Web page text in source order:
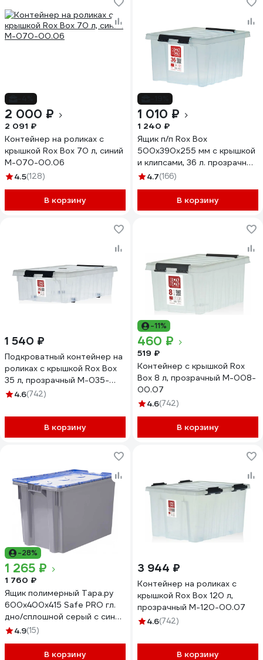
2 000 ₽
2 091 ₽
Контейнер на роликах с
крышкой Rox Box 70 л, синий
M-070-00.06
4.5(128)
В корзину
1 010 ₽
1 240 ₽
Ящик п/п Rox Box
500х390х255 мм с крышкой
и клипсами, 36 л. прозрачный
18706
4.7(166)
В корзину
1 540 ₽
Подкроватный контейнер на
роликах с крышкой Rox Box
35 л, прозрачный M-035-
00.07
4.6(742)
В корзину
-11%
460 ₽
519 ₽
Контейнер с крышкой Rox
Box 8 л, прозрачный M-008-
00.07
4.6(742)
В корзину
-28%
1 265 ₽
1 760 ₽
Ящик полимерный Тара.ру
600x400x415 Safe PRO гл.
дно/сплошной серый с синей
крышкой 33154
4.9(15)
В корзину
3 944 ₽
Контейнер на роликах с
крышкой Rox Box 120 л,
прозрачный M-120-00.07
4.6(742)
В корзину